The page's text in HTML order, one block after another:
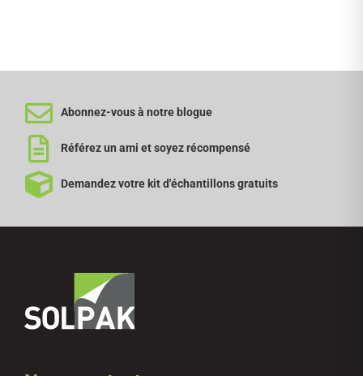
Abonnez-vous à notre blogue
Référez un ami et soyez récompensé
Demandez votre kit d'échantillons gratuits